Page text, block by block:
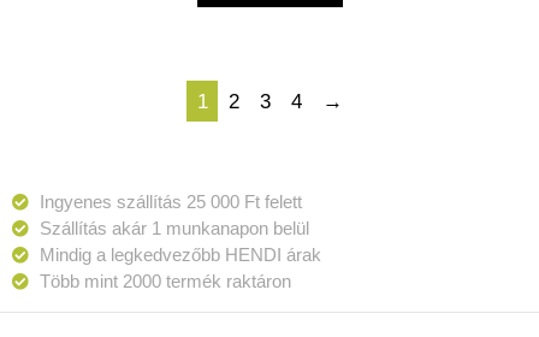
1 2 3 4 →
Ingyenes szállítás 25 000 Ft felett
Szállítás akár 1 munkanapon belül
Mindig a legkedvezőbb HENDI árak
Több mint 2000 termék raktáron